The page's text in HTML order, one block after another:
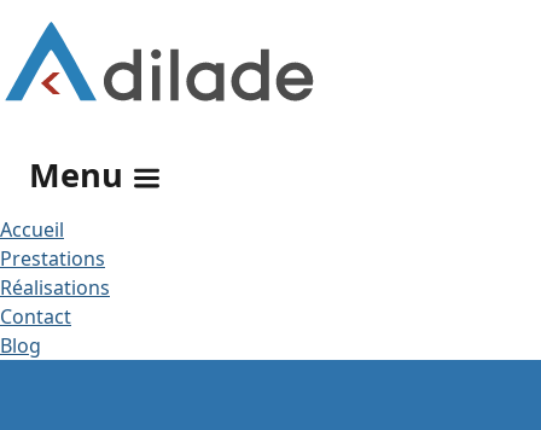
Menu
Accueil
Prestations
Réalisations
Contact
Blog